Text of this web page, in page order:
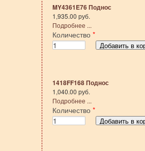
MY4361E76 Поднос
1,935.00 руб.
Подробнее ...
Количество *
1418FF168 Поднос
1,040.00 руб.
Подробнее ...
Количество *